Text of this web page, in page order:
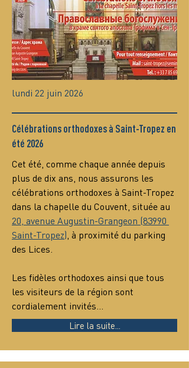
lundi 22 juin 2026
Célébrations orthodoxes à Saint-Tropez en
été 2026
Cet été, comme chaque année depuis
plus de dix ans, nous assurons les
célébrations orthodoxes à Saint-Tropez
dans la chapelle du Couvent, située au
20, avenue Augustin-Grangeon (83990
Saint-Tropez), à proximité du parking
des Lices.
Les fidèles orthodoxes ainsi que tous
les visiteurs de la région sont
cordialement invités…
Lire la suite...